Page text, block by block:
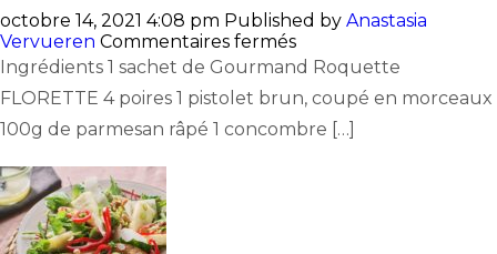
octobre 14, 2021 4:08 pm Published by Anastasia
Vervueren Commentaires ferméssur
Salade
la
poire
gratinée
Ingrédients 1 sachet de Gourmand Roquette
FLORETTE 4 poires 1 pistolet brun, coupé en morceaux
100g de parmesan râpé 1 concombre […]